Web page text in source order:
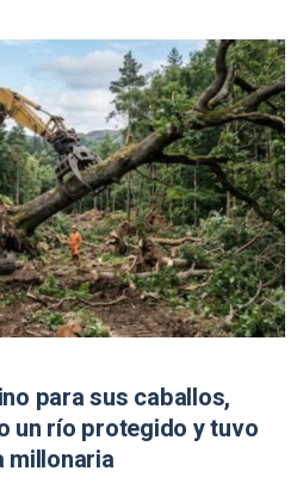
para sus caballos,
un río protegido y tuvo
millonaria